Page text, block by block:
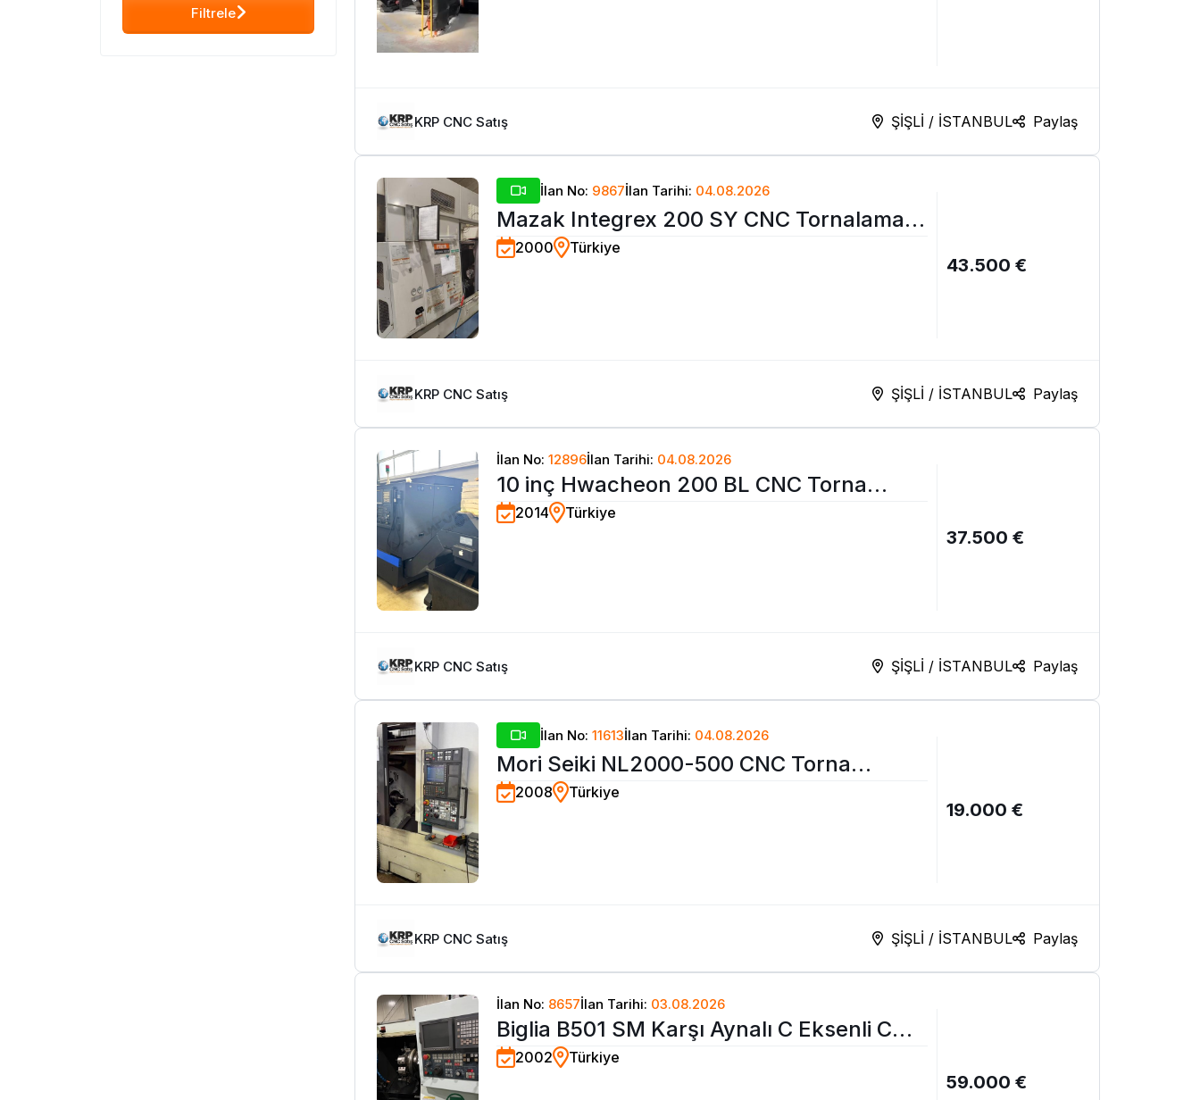
Filtrele
KRP CNC Satış ŞİŞLİ / İSTANBUL Paylaş
İlan No: 9867İlan Tarihi: 04.08.2026
Mazak Integrex 200 SY CNC Tornalama
Merkezi-2000
2000 Türkiye
43.500 €
KRP CNC Satış ŞİŞLİ / İSTANBUL Paylaş
İlan No:12896İlan Tarihi: 04.08.2026
10 inç Hwacheon 200 BL CNC Torna
Tezgahı-2014
2014 Türkiye
37.500 €
KRP CNC Satış ŞİŞLİ / İSTANBUL Paylaş
İlan No:11613İlan Tarihi: 04.08.2026
Mori Seiki NL2000-500 CNC Torna
Tezgahı-2008
2008 Türkiye
19.000 €
KRP CNC Satış ŞİŞLİ / İSTANBUL Paylaş
İlan No: 8657İlan Tarihi: 03.08.2026
Biglia B501 SM Karşı Aynalı C Eksenli CNC
Torna ve Çubuk Sürücü
2002 Türkiye
59.000 €